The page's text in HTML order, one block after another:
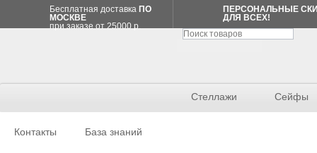
Бесплатная доставка ПО
МОСКВЕ
при заказе от 25000 р.
ПЕРСОНАЛЬНЫЕ
ДЛЯ ВСЕХ!
Стеллажи Сейфы
Контакты База знаний